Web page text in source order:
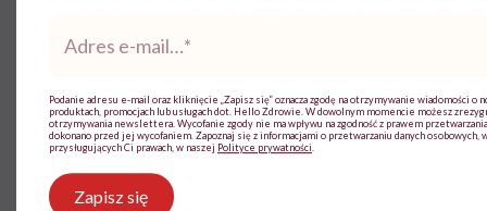
nie będę już świadoma”
*
Podanie adresu e-mail oraz kliknięcie „Zapisz się” oznacza zgodę na otrzymywanie wiadomości o
produktach, promocjach lub usługach dot. Hello Zdrowie. W dowolnym momencie możesz
otrzymywania newslettera. Wycofanie zgody nie ma wpływu na zgodność z prawem
dokonano przed jej wycofaniem. Zapoznaj się z informacjami o przetwarzaniu danych osobowych,
przysługujących Ci prawach, w naszej Polityce prywatności
Zapisz się